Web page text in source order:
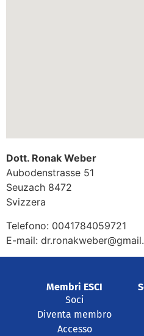
Dott. Ronak Weber
Aubodenstrasse 51
Seuzach 8472
Svizzera
Telefono: 0041784059721
E-mail:
Membri ESCI
Soci
Diventa membro
Accesso